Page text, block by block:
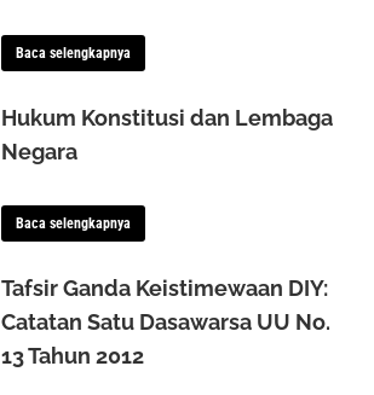
Baca selengkapnya
Hukum Konstitusi dan Lembaga
Negara
Baca selengkapnya
Tafsir Ganda Keistimewaan DIY:
Catatan Satu Dasawarsa UU No.
13 Tahun 2012